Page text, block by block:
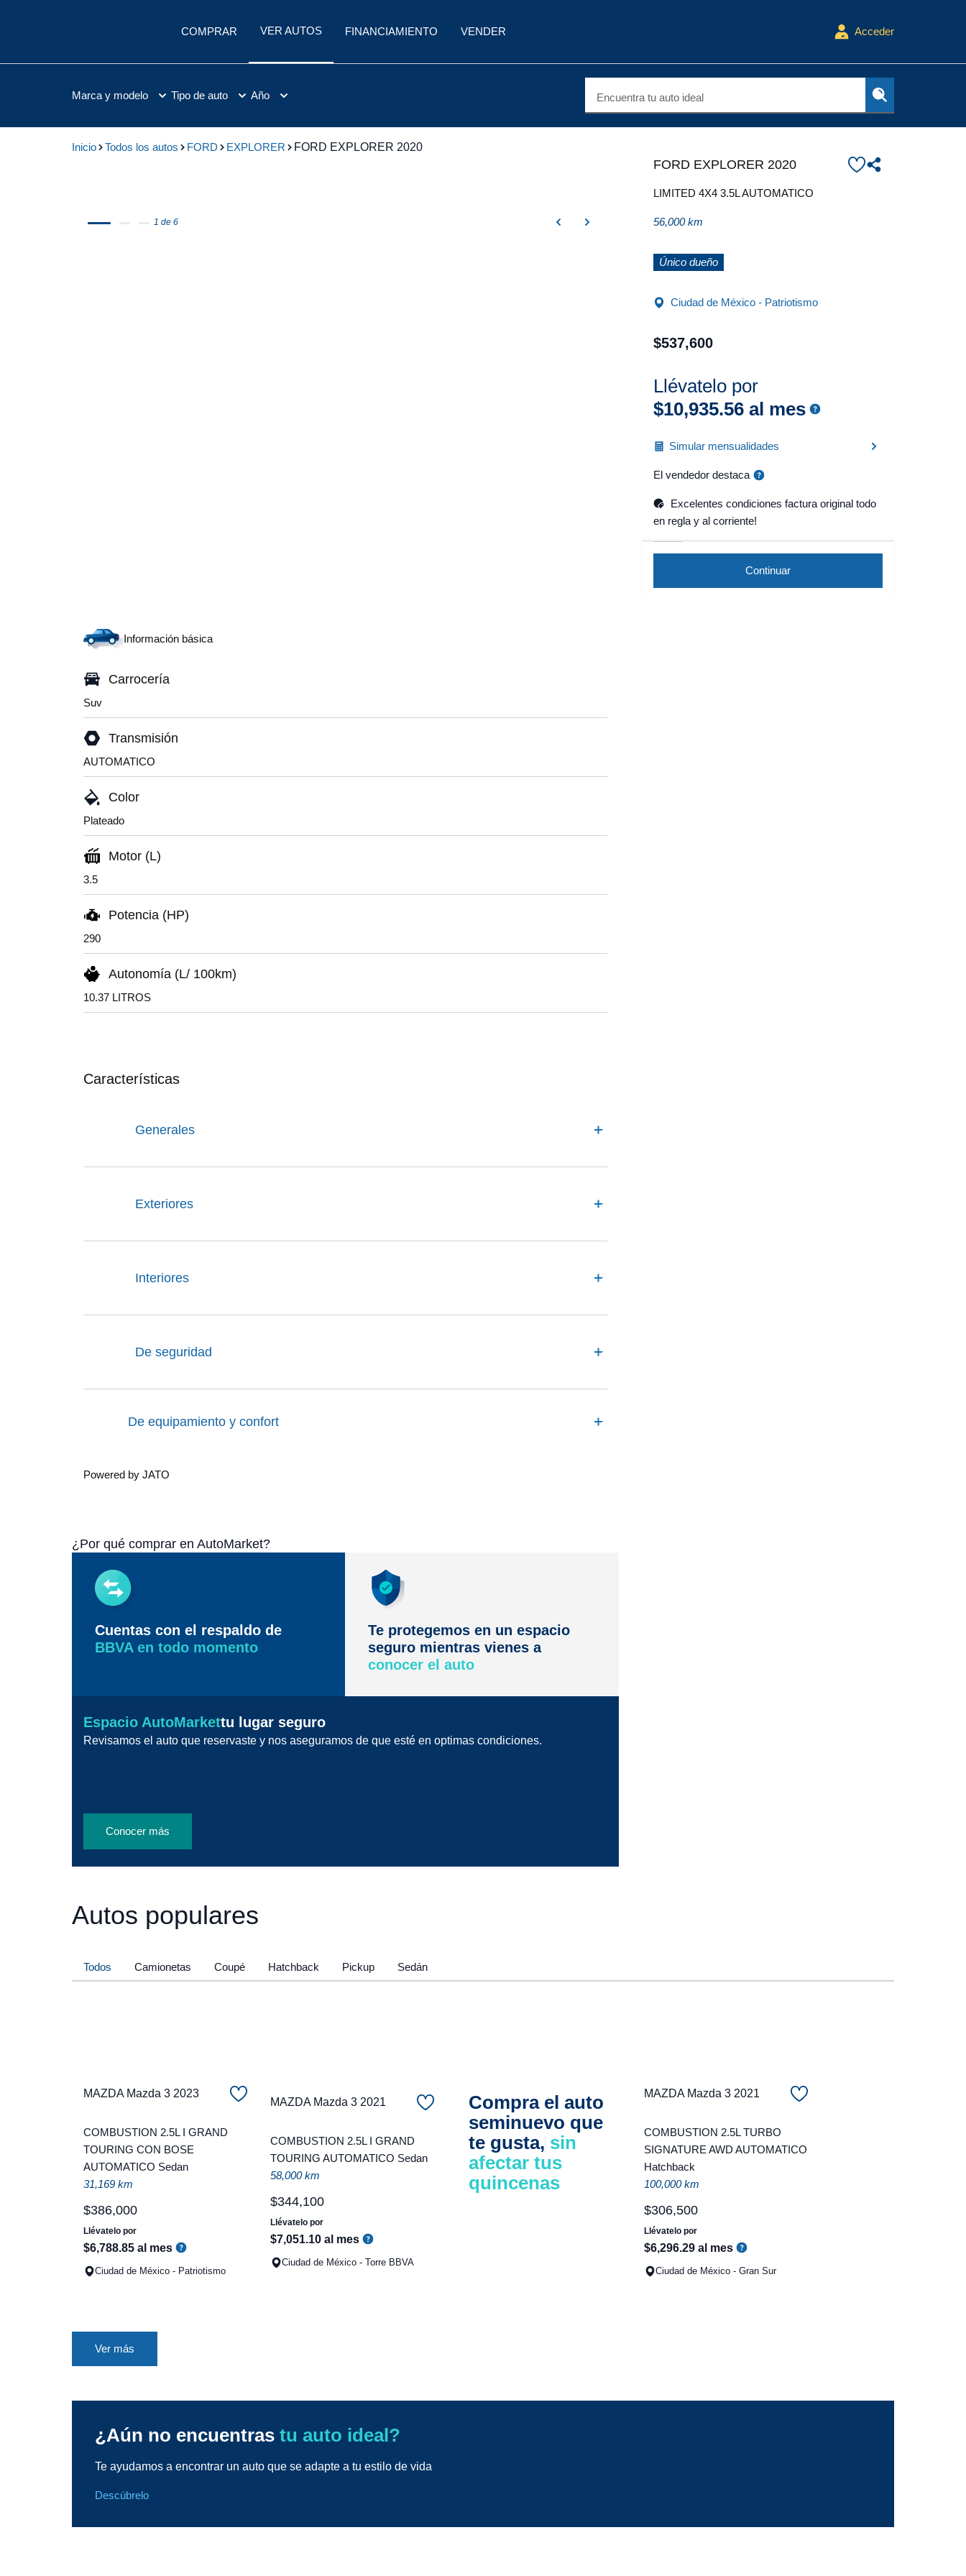
COMPRAR VER AUTOS FINANCIAMIENTO VENDER Acceder
Marca y modelo Tipo de auto Año Encuentra tu auto ideal
Inicio Todos los autos FORD EXPLORER FORD EXPLORER 2020
1 de 6
FORD EXPLORER 2020
LIMITED 4X4 3.5L AUTOMATICO
56,000 km
Único dueño
Ciudad de México - Patriotismo
$537,600
Llévatelo por
$10,935.56al mes
Simular mensualidades
El vendedor destaca
Excelentes condiciones factura original todo
en regla y al corriente!
Continuar
Información básica
Carrocería
Suv
Transmisión
AUTOMATICO
Color
Plateado
Motor (L)
3.5
Potencia (HP)
290
Autonomía (L/ 100km)
10.37 LITROS
Características
Generales
Exteriores
Interiores
De seguridad
De equipamiento y confort
Powered by JATO
¿Por qué comprar en AutoMarket?
Cuentas con el respaldo de
BBVA en todo momento
Te protegemos en un espacio
seguro mientras vienes a
conocer el auto
Espacio AutoMarkettu lugar seguro
Revisamos el auto que reservaste y nos aseguramos de que esté en optimas condiciones.
Conocer más
Autos populares
Todos Camionetas Coupé Hatchback Pickup Sedán
MAZDA Mazda 3 2023
COMBUSTION 2.5L I GRAND
TOURING CON BOSE
AUTOMATICO Sedan
31,169 km
$386,000
Llévatelo por
$6,788.85 al mes
Ciudad de México - Patriotismo
MAZDA Mazda 3 2021
COMBUSTION 2.5L I GRAND
TOURING AUTOMATICO Sedan
58,000 km
$344,100
Llévatelo por
$7,051.10 al mes
Ciudad de México - Torre BBVA
Compra el auto
seminuevo que
te gusta, sin
afectar tus
quincenas
MAZDA Mazda 3 2021
COMBUSTION 2.5L TURBO
SIGNATURE AWD AUTOMATICO
Hatchback
100,000 km
$306,500
Llévatelo por
$6,296.29 al mes
Ciudad de México - Gran Sur
Ver más
¿Aún no encuentras tu auto ideal?
Te ayudamos a encontrar un auto que se adapte a tu estilo de vida
Descúbrelo